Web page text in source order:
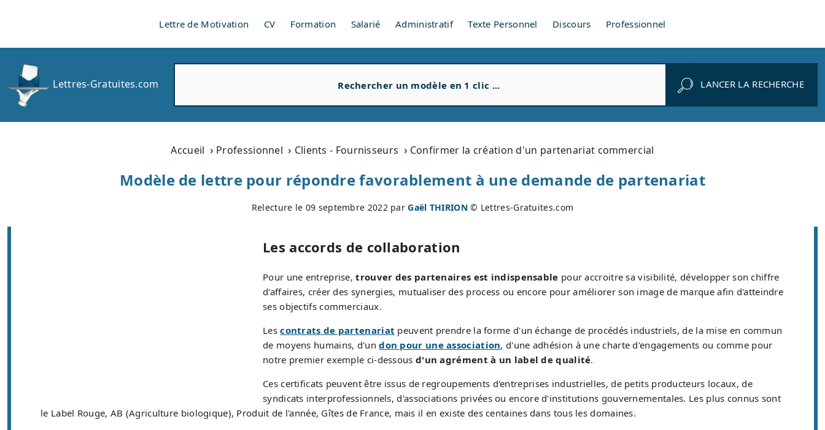
Lettre de Motivation CV Formation Salarié Administratif Texte Personnel Discours Professionnel
Lettres-Gratuites.com
r
LANCER LA RECHERCHE
Accueil Professionnel Clients - Fournisseurs Confirmer la création d'un partenariat commercial
Modèle de lettre pour répondre favorablement à une demande de partenariat
Relecture le 09 septembre 2022parGaël THIRION© Lettres-Gratuites.com
Les accords de collaboration
Pour une entreprise,trouver des partenaires est indispensable pour accroitre sa visibilité, développer son chiffre
d'affaires, créer des synergies, mutualiser des process ou encore pour améliorer son image de marque afin d'atteindre
ses objectifs commerciaux.
Lescontrats de partenariat peuvent prendre la forme d'un échange de procédés industriels, de la mise en commun
de moyens humains, d'undon pour une association, d'une adhésion à une charte d'engagements ou comme pour
notre premier exemple ci-dessous d'un agrément à un label de qualité.
Ces certificats peuvent être issus de regroupements d'entreprises industrielles, de petits producteurs locaux, de
syndicats interprofessionnels, d'associations privées ou encore d'institutions gouvernementales. Les plus connus sont
le Label Rouge, AB (Agriculture biologique), Produit de l'année, Gîtes de France, mais il en existe des centaines dans tous les domaines.